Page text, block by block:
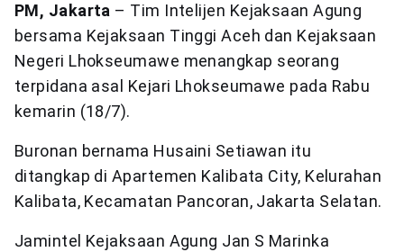
PM, Jakarta – Tim Intelijen Kejaksaan Agung
bersama Kejaksaan Tinggi Aceh dan Kejaksaan
Negeri Lhokseumawe menangkap seorang
terpidana asal Kejari Lhokseumawe pada Rabu
kemarin (18/7).
Buronan bernama Husaini Setiawan itu
ditangkap di Apartemen Kalibata City, Kelurahan
Kalibata, Kecamatan Pancoran, Jakarta Selatan.
Jamintel Kejaksaan Agung Jan S Marinka